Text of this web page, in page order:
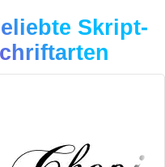
Skript-